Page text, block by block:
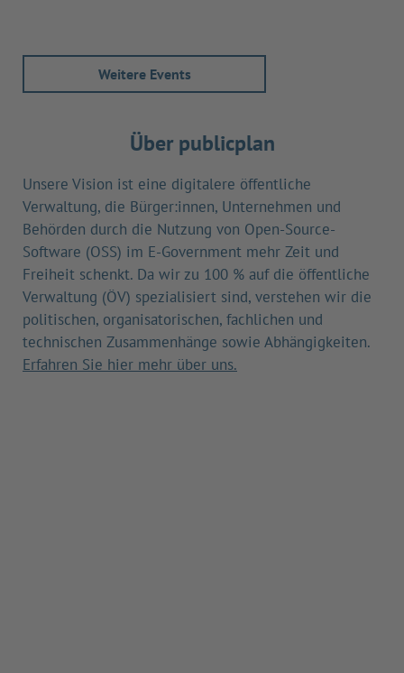
Weitere Events
Über publicplan
Unsere Vision ist eine digitalere öffentliche
Verwaltung, die Bürger:innen, Unternehmen und
Behörden durch die Nutzung von Open-Source-
Software (OSS) im E-Government mehr Zeit und
Freiheit schenkt. Da wir zu 100 % auf die öffentliche
Verwaltung (ÖV) spezialisiert sind, verstehen wir die
politischen, organisatorischen, fachlichen und
technischen Zusammenhänge sowie Abhängigkeiten.
Erfahren Sie hier mehr über uns.